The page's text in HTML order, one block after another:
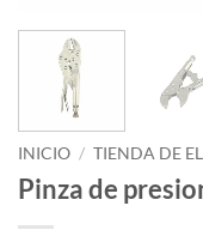
INICIO / TIENDA DE
Pinza de